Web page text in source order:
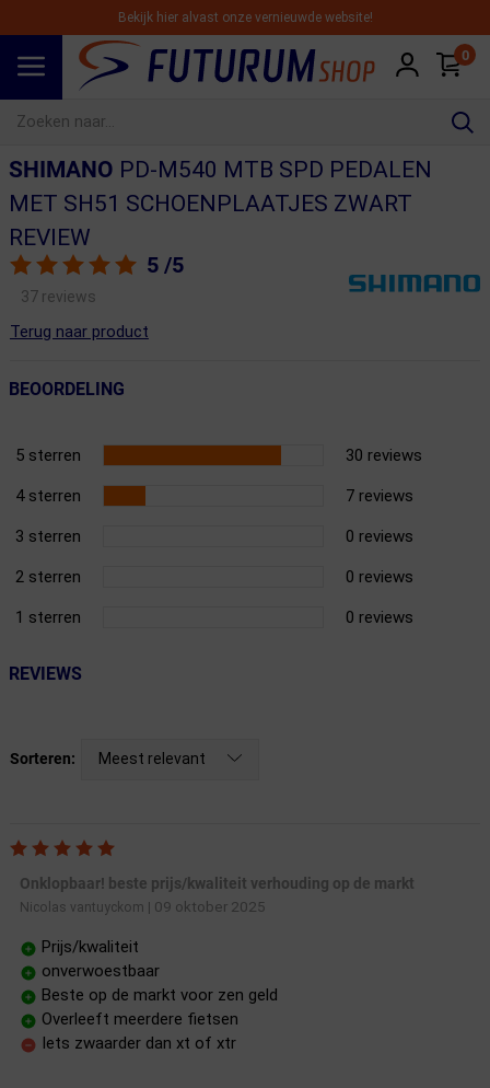
Bekijk hier alvast onze vernieuwde website!
0
SHIMANO PD-M540 MTB SPD PEDALEN
MET SH51 SCHOENPLAATJES ZWART
REVIEW
5 /5
37 reviews
Terug naar product
BEOORDELING
5 sterren 30 reviews
4 sterren 7 reviews
3 sterren 0 reviews
2 sterren 0 reviews
1 sterren 0 reviews
REVIEWS
Sorteren: Meest relevant
Onklopbaar! beste prijs/kwaliteit verhouding op de markt
Nicolas vantuyckom | 09 oktober 2025
Prijs/kwaliteit
onverwoestbaar
Beste op de markt voor zen geld
Overleeft meerdere fietsen
Iets zwaarder dan xt of xtr